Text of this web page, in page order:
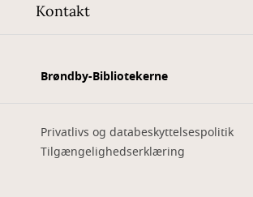
Kontakt
Brøndby-Bibliotekerne
Privatlivs og databeskyttelsespolitik
Tilgængelighedserklæring